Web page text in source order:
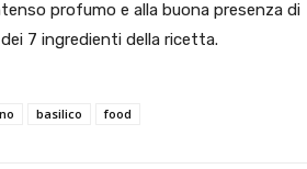
profumo e alla buona presenza di
7 ingredienti della ricetta.
basilico food